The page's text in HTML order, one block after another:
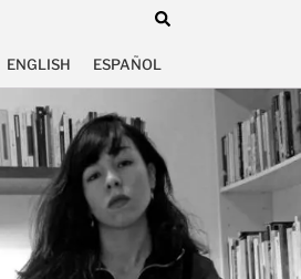
ENGLISH ESPAÑOL